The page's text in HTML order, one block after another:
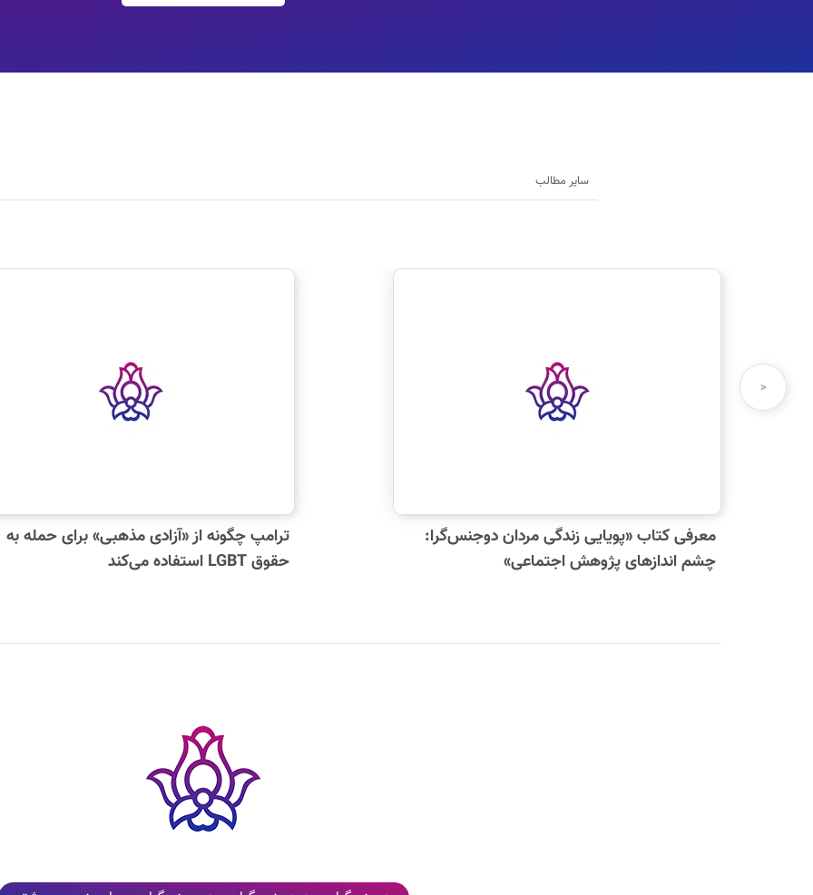
نام شما:
کلیه نظرات پس از بررسی و تایید مدیر وب‌سایت، به‌صورت عمومی منتشر می‌شوند
سایر مطالب
<
معرفی کتاب «پویایی زندگی مردان دوجنس‌گرا:
چشم اندازهای پژوهش اجتماعی»
ترامپ چگونه از «آزادی مذهبی» برای حمله به
حقوق LGBT استفاده می‌کند